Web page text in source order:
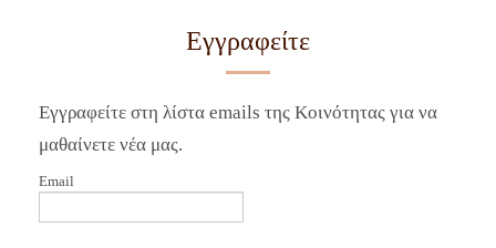
Εγγραφείτε
Εγγραφείτε στη λίστα emails της Κοινότητας για να
μαθαίνετε νέα μας.
Email